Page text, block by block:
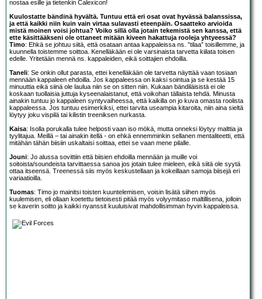
nostaa esille ja tietenkin Calexicon!
Kuulostatte bändinä hyvältä. Tuntuu että eri osat ovat hyvässä balanssissa,
ja että kaikki niin kuin vain virtaa sulavasti eteenpäin. Osaatteko arvioida
mistä moinen voisi johtua? Voiko sillä olla jotain tekemistä sen kanssa, että
ette käsittääkseni ole ottaneet mitään kiveen hakattuja rooleja yhtyeessä?
Timo: Ehkä se johtuu siitä, että osataan antaa kappaleissa ns. ”tilaa” toisillemme, ja
kuunnella toistemme soittoa. Kenelläkään ei ole varsinaista tarvetta kiilata toisen
edelle. Yritetään mennä ns. kappaleiden, eikä soittajien ehdoilla.
Taneli: Se onkin ollut parasta, ettei kenelläkään ole tarvetta näyttää vaan tosiaan
mennään kappaleen ehdoilla. Jos kappaleessa on kaksi sointua ja se kestää 15
minuuttia eikä siinä ole laulua niin se on sitten niin. Kukaan bändiläisistä ei ole
koskaan tuollaisia juttuja kyseenalaistanut, että voikohan tällaista tehdä. Minusta
ainakin tuntuu jo kappaleen syntyvaiheessa, että kaikilla on jo kuva omasta roolista
kappaleessa. Jos tuntuu esimerkiksi, ettei tarvita useampia kitaroita, niin aina sieltä
löytyy joku vispilä tai kilistin treeniksen nurkasta.
Kaisa: Isolla porukalla tulee helposti vaan iso mökä, mutta onneksi löytyy malttia ja
tyylitajua. Meillä – tai ainakin itellä - on ehkä ennemminkin sellanen mentaliteetti, että
mitähän tähän biisiin uskaltaisi soittaa, ettei se vaan mene pilalle.
Jouni: Jo alussa sovittiin että biisien ehdoilla mennään ja muille voi
soitoista/soundeista tarvittaessa sanoa jos jotain tulee mieleen, eikä siitä ole syytä
ottaa itseensä. Treenessä siis myös keskustellaan ja kokeillaan samoja biisejä eri
variaatioilla.
Tuomas: Timo jo mainitsi toisten kuuntelemisen, voisin lisätä siihen myös
kuulemisen, eli ollaan koetettu tietoisesti pitää myös volyymitaso maltillisena, jolloin
se kaverin soitto ja kaikki nyanssit kuuluisivat mahdollisimman hyvin kappaleissa.